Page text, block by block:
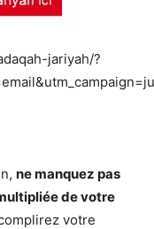
jariyah/?
ne manquez pas
de votre
votre